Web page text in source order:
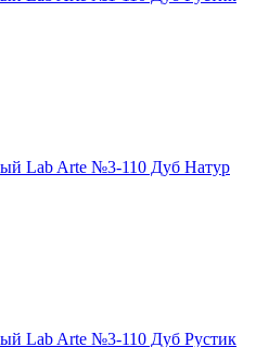
Lab Arte №3-110 Дуб Натур
Lab Arte №3-110 Дуб Рустик